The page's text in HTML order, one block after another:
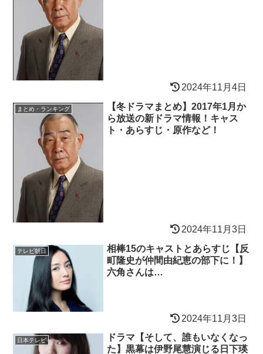
2024年11月4日
まとめ・ランキング
【冬ドラマまとめ】2017年1月か
ら放送の新ドラマ情報！キャス
ト・あらすじ・原作など！
2024年11月3日
テレビ朝日
相棒15のキャストとあらすじ【反
町隆史が仲間由紀恵の部下に！】
六角さんは…
2024年11月3日
日本テレビ
ドラマ【そして、誰もいなくなっ
た】黒幕は伊野尾慧演じる日下瑛